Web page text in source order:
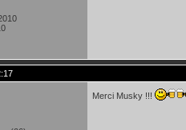
Merci Musky !!!